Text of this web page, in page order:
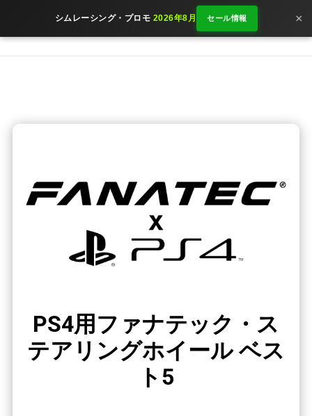
シムレーシング・プロモ 2026年8月 セール情報 ×
PS4用ファナテック・ス
テアリングホイール ベス
ト5